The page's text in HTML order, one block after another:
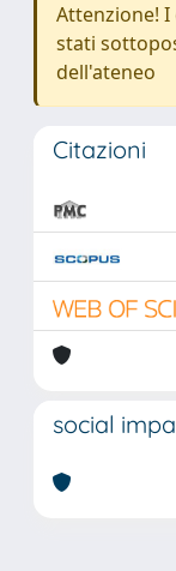
Attenzione!
stati
dell'ateneo
Citazioni
social